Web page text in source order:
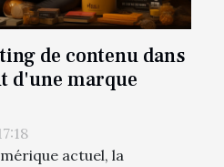
de contenu dans
d'une marque
actuel, la